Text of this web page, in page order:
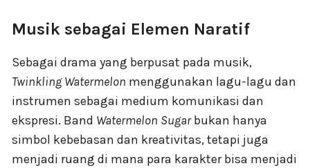
Musik sebagai Elemen Naratif
Sebagai drama yang berpusat pada musik,
Twinkling Watermelon menggunakan lagu-lagu dan
instrumen sebagai medium komunikasi dan
ekspresi. Band Watermelon Sugarbukan hanya
simbol kebebasan dan kreativitas, tetapi juga
menjadi ruang di mana para karakter bisa menjadi